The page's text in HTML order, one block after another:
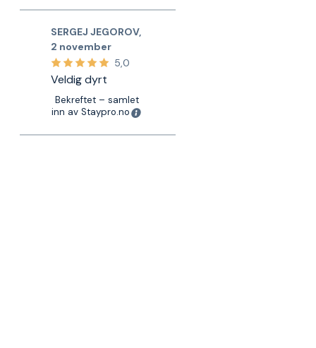
SERGEJ JEGOROV,
2 november
5,0
Veldig dyrt
Bekreftet – samlet
inn av Staypro.no